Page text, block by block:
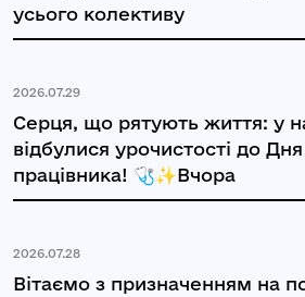
усього колективу
2026.07.29
Серця, що рятують життя: у
відбулися урочистості до
працівника! 🩺✨Вчора
2026.07.28
Вітаємо з призначенням на